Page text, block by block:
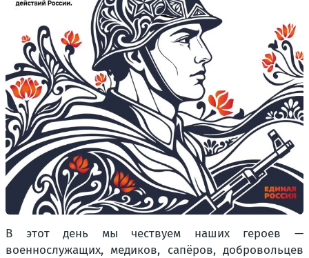
В этот день мы чествуем наших героев —
военнослужащих, медиков, сапёров, добровольцев